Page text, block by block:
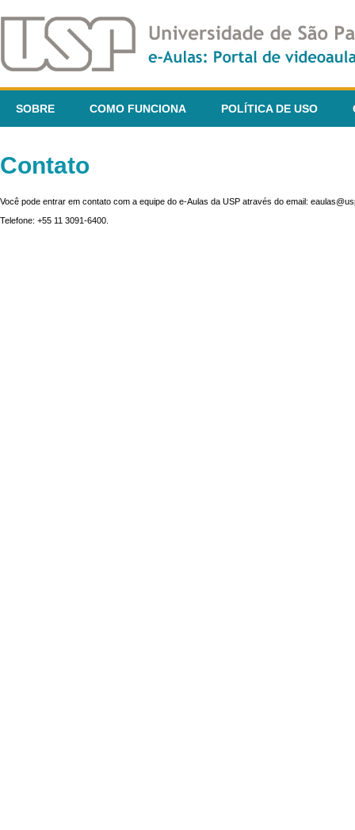
SOBRE COMO FUNCIONA POLÍTICA DE USO
Contato
Você pode entrar em contato com a equipe do e-Aulas da USP através do email:
Telefone: +55 11 3091-6400.